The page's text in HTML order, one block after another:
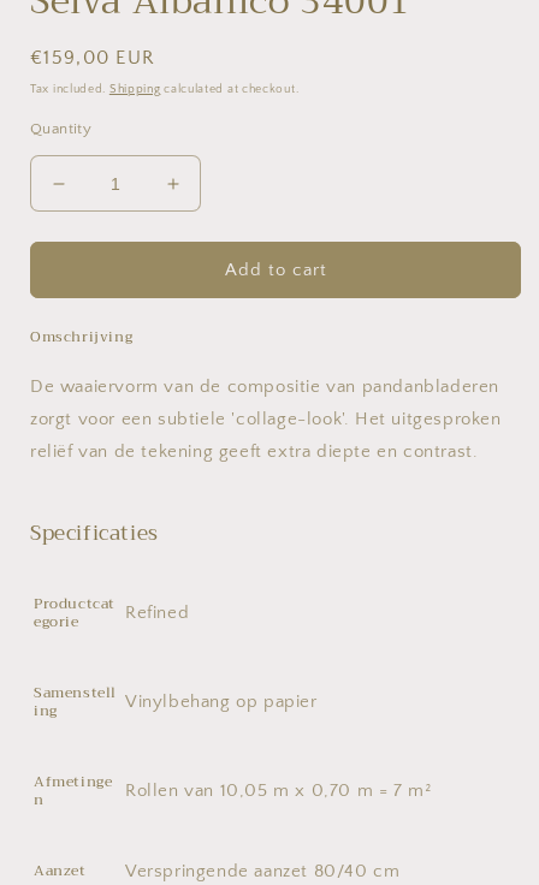
Regular
price
€159,00 EUR
Tax included. Shipping calculated at checkout.
Quantity
Decrease
quantity
for
Albanico
Increase
quantity
for
Albanico
Add to cart
Omschrijving
De waaiervorm van de compositie van pandanbladeren
zorgt voor een subtiele 'collage-look'. Het uitgesproken
reliëf van de tekening geeft extra diepte en contrast.
Specificaties
Productcat
egorie Refined
Samenstell
ing Vinylbehang op papier
Afmetinge
n Rollen van 10,05 m x 0,70 m = 7 m²
Aanzet Verspringende aanzet 80/40 cm